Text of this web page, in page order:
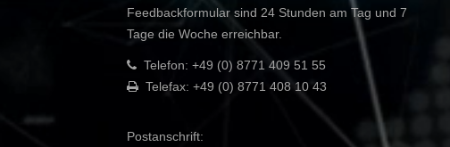
Feedbackformular sind 24 Stunden am Tag und 7
Tage die Woche erreichbar.
Telefon: +49 (0) 8771 409 51 55
Telefax: +49 (0) 8771 408 10 43
Postanschrift: